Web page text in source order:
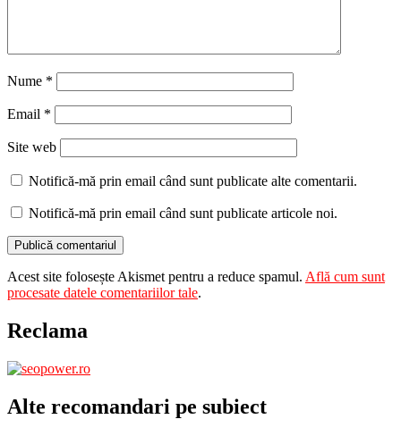
Nume *
Email *
Site web
Notifică-mă prin email când sunt publicate alte comentarii.
Notifică-mă prin email când sunt publicate articole noi.
Acest site folosește Akismet pentru a reduce spamul. Află cum sunt
procesate datele comentariilor tale.
Reclama
Alte recomandari pe subiect